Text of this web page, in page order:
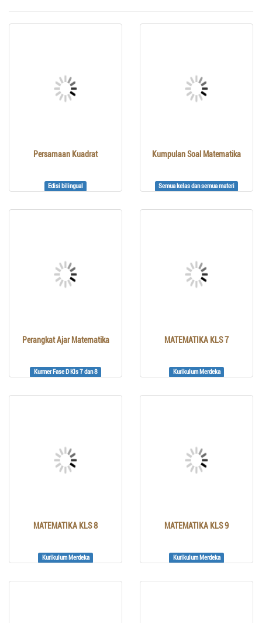
Persamaan Kuadrat
Edisi bilingual
Kumpulan Soal Matematika
Semua kelas dan semua materi
Perangkat Ajar Matematika
Kurmer Fase D Kls 7 dan 8
MATEMATIKA KLS 7
Kurikulum Merdeka
MATEMATIKA KLS 8
Kurikulum Merdeka
MATEMATIKA KLS 9
Kurikulum Merdeka